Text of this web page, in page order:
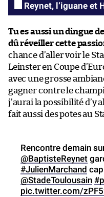
Reynet, l’iguane et
Tu es aussi un dingue
dû réveiller cette
chance d’aller voir le
Leinster en Coupe
avec une grosse
gagner contre le
j’aurai la possibilité d’y
fait aussi des potes au
Rencontre demain
@BaptisteReynet
#JulienMarchand
@StadeToulousain
pic.twitter.com/